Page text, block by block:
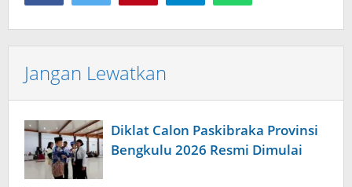
Jangan Lewatkan
Diklat Calon Paskibraka Provinsi
Bengkulu 2026 Resmi Dimulai